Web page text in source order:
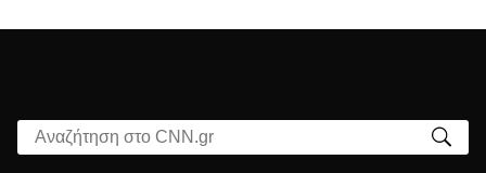
Αναζήτηση στο CNN.gr